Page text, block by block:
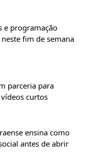
e programação
fim de semana
parceria para
curtos
ensina como
antes de abrir